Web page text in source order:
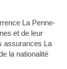
La Penne-
et de leur
assurances La
la nationalité